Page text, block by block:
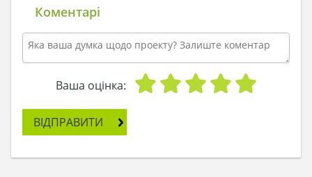
Молода дівчина лише очі сором'язливо додолу
опустила, віночок поправила та схвильовано
прошепотіла:
- Нема на території комплексу лазні…
- Оце так! - у Котигорошка аж булава опустилась,
- тоді доведеться побудувати її!
гайда на задній двір. Там Котигорошко й
збудував лазню з гостинною кімнатою та
Дівчина ту красу побачила, затріпотіла й
Коментарі
Ваша оцінка:
ВІДПРАВИТИ